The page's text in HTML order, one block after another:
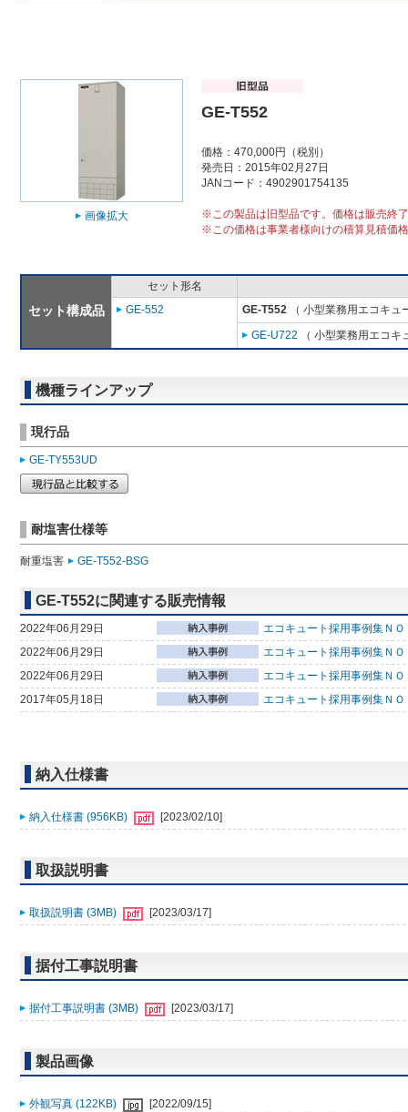
画像拡大
GE-T552
価格：470,000円（税別）
発売日：2015年02月27日
JANコード：4902901754135
※この製品は旧型品です。価格は販売終
※この価格は事業者様向けの積算見積価
セット構成品
セット形名
GE-552
GE-T552 （ 小型業務用エコキュ
GE-U722 （ 小型業務用エコキ
機種ラインアップ
現行品
GE-TY553UD
耐塩害仕様等
耐重塩害 GE-T552-BSG
GE-T552に関連する販売情報
2022年06月29日
エコキュート採用事例集Ｎ
2022年06月29日
エコキュート採用事例集Ｎ
2022年06月29日
エコキュート採用事例集Ｎ
2017年05月18日
エコキュート採用事例集Ｎ
納入仕様書
納入仕様書 (956KB) [2023/02/10]
取扱説明書
取扱説明書 (3MB) [2023/03/17]
据付工事説明書
据付工事説明書 (3MB) [2023/03/17]
製品画像
外観写真 (122KB) [2022/09/15]